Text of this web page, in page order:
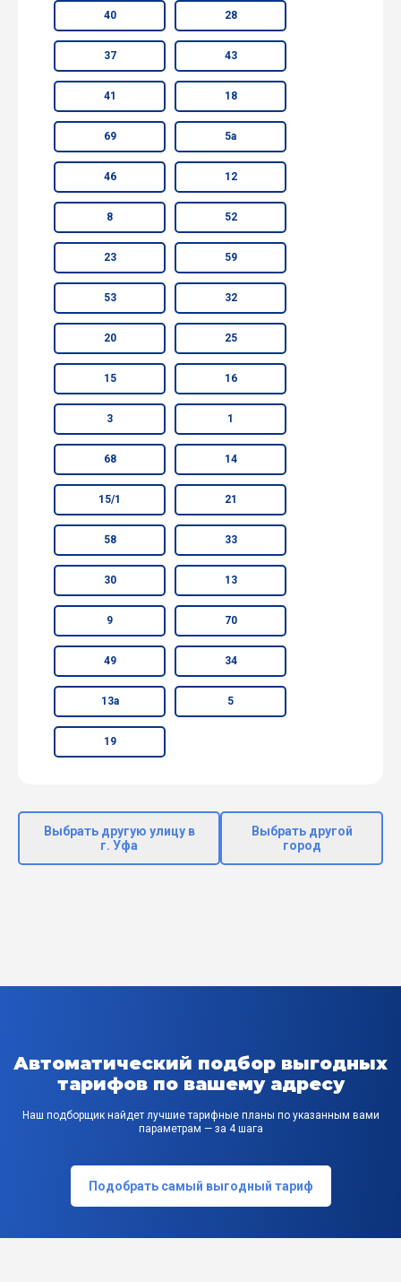
40 28
37 43
41 18
69 5а
46 12
8 52
23 59
53 32
20 25
15 16
3 1
68 14
15/1 21
58 33
30 13
9 70
49 34
13а 5
19
Выбрать другую улицу в
г. Уфа
Выбрать другой
город
Автоматический подбор выгодных
тарифов по вашему адресу
Наш подборщик найдет лучшие тарифные планы по указанным вами
параметрам — за 4 шага
Подобрать самый выгодный тариф